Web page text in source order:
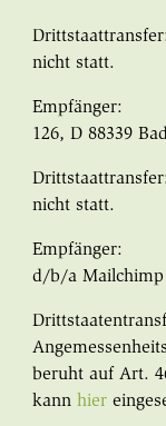
nicht statt.
Empfänger:
126, D 88339
nicht statt.
Empfänger:
d/b/a Mailchimp
beruht auf Art.
kann hier